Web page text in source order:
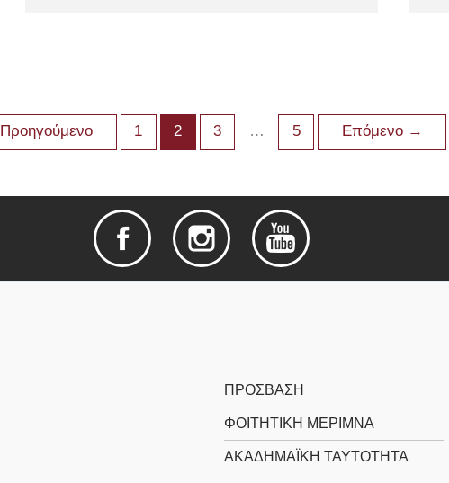
Προηγούμενο 1 2 3 … 5 Επόμενο →
ΠΡΌΣΒΑΣΗ
ΦΟΙΤΗΤΙΚΉ ΜΈΡΙΜΝΑ
ΑΚΑΔΗΜΑΪΚΉ ΤΑΥΤΌΤΗΤΑ